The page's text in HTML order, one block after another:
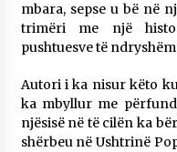
mbara, sepse u bë në
trimëri me një
pushtuesve të
Autori i ka nisur këto
ka mbyllur me
njësisë në të cilën ka
shërbeu në Ushtrinë